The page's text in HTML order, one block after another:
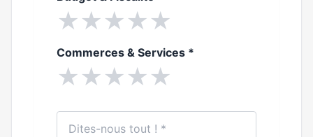
★★★★★
Commerces & Services *
★★★★★